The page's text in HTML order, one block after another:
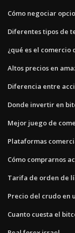
Cómo negociar
Diferentes tipos de
¿qué es el comercio
Altos precios en
Diferencia entre
Donde invertir en
Mejor juego de
Plataformas
Cómo comprarnos
Tarifa de orden de
Precio del crudo en
Cuanto cuesta el